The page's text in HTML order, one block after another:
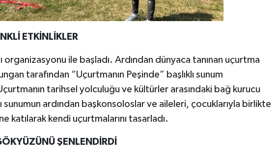
ETKİNLİKLER
organizasyonu ile başladı. Ardından dünyaca tanınan uçurtma
tarafından “Uçurtmanın Peşinde” başlıklı sunum
tarihsel yolculuğu ve kültürler arasındaki bağ kurucu
sunumun ardından başkonsoloslar ve aileleri, çocuklarıyla birlikte
katılarak kendi uçurtmalarını tasarladı.
ŞENLENDİRDİ